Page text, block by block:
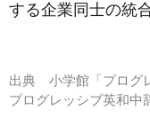
する企業同士の統合
出典 小学館「プログ
プログレッシブ英和